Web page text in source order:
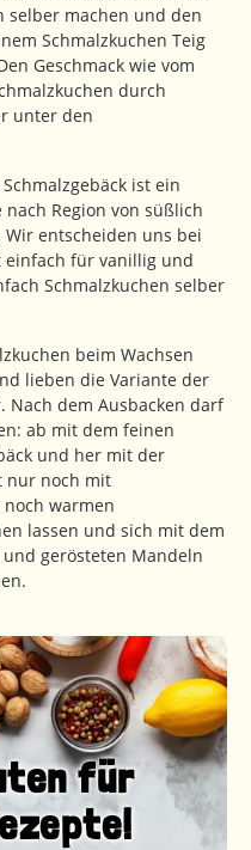
selber machen und den
Schmalzkuchen Teig
Geschmack wie vom
durch
unter den
ist ein
Region von süßlich
entscheiden uns bei
einfach für vanillig und
Schmalzkuchen selber
beim Wachsen
lieben die Variante der
Nach dem Ausbacken darf
ab mit dem feinen
und her mit der
nur noch mit
warmen
lassen und sich mit dem
gerösteten Mandeln
für